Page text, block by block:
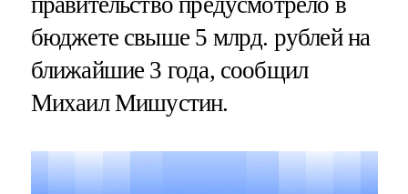
бюджете свыше 5 млрд. рублей на
ближайшие 3 года, сообщил
Михаил Мишустин.